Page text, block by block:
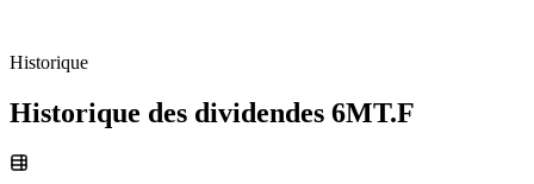
Historique
Historique des dividendes 6MT.F